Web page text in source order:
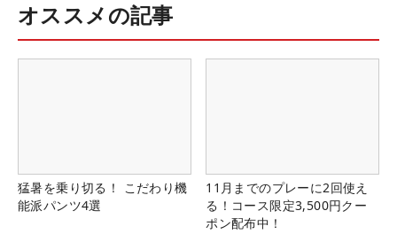
オススメの記事
猛暑を乗り切る！ こだわり機
能派パンツ4選
11月までのプレーに2回使え
る！コース限定3,500円クー
ポン配布中！